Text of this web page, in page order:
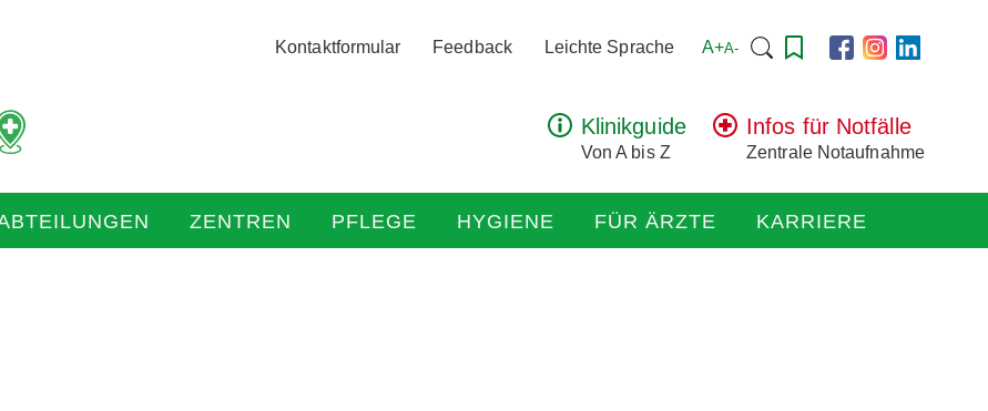
zur
Startseite
Kontaktformular Feedback Leichte Sprache A+A- Suchen
Klinikguide
Von A bis Z
Infos für Notfälle
Zentrale Notaufnahme
ZENTREN PFLEGE HYGIENE FÜR ÄRZTE KARRIERE